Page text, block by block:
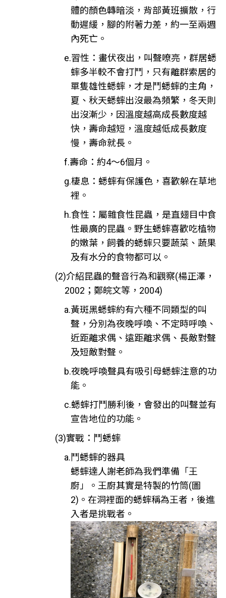
體的顏色轉暗淡，背部黃班擴散，行
動遲緩，腳的附著力差，約一至兩週
內死亡。
e.習性：畫伏夜出，叫聲嘹亮，群居蟋
蟀多半較不會打鬥，只有離群索居的
單隻雄性蟋蟀，才是鬥蟋蟀的主角，
夏、秋天蟋蟀出沒最為頻繁，冬天則
出沒漸少，因溫度越高成長數度越
快，壽命越短，溫度越低成長數度
慢，壽命就長。
f.壽命：約4～6個月。
g.棲息：蟋蟀有保護色，喜歡躲在草地
裡。
h.食性：屬雜食性昆蟲，是直翅目中食
性最廣的昆蟲。野生蟋蟀喜歡吃植物
的嫩葉，飼養的蟋蟀只要蔬菜、蔬果
及有水分的食物都可以。
(2)介紹昆蟲的聲音行為和觀察(楊正澤，
2002；鄭皖文等，2004)
a.黃斑黑蟋蟀約有六種不同類型的叫
聲，分別為夜晚呼喚、不定時呼喚、
近距離求偶、遠距離求偶、長敵對聲
及短敵對聲。
b.夜晚呼喚聲具有吸引母蟋蟀注意的功
能。
c.蟋蟀打鬥勝利後，會發出的叫聲並有
宣告地位的功能。
(3)實戰：鬥蟋蟀
a.鬥蟋蟀的器具
蟋蟀達人謝老師為我們準備「王
廚」。王廚其實是特製的竹筒(圖
2)。在洞裡面的蟋蟀稱為王者，後進
入者是挑戰者。